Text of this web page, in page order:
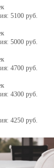
5100 руб.
5000 руб.
4700 руб.
4300 руб.
4250 руб.